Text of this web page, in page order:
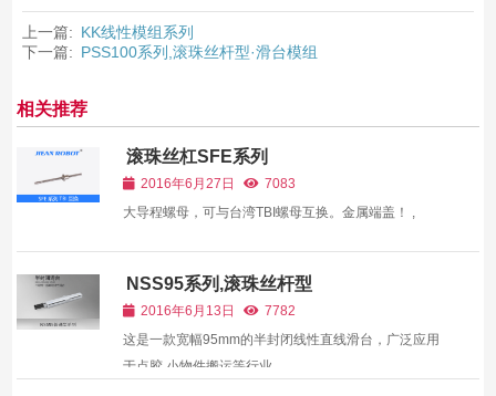
上一篇: KK线性模组系列
下一篇: PSS100系列,滚珠丝杆型·滑台模组
相关推荐
滚珠丝杠SFE系列
2016年6月27日
7083
大导程螺母，可与台湾TBI螺母互换。金属端盖！ ,
NSS95系列,滚珠丝杆型
2016年6月13日
7782
这是一款宽幅95mm的半封闭线性直线滑台，广泛应用
于点胶,小物件搬运等行业。 ,